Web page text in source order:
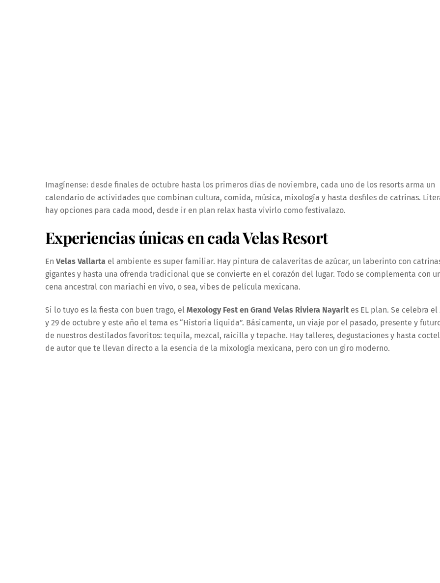
Imagínense: desde finales de octubre hasta los primeros días de noviembre, cada uno de los resorts arma un
calendario de actividades que combinan cultura, comida, música, mixología y hasta desfiles de catrinas.
hay opciones para cada mood, desde ir en plan relax hasta vivirlo como festivalazo.
Experiencias únicas en cada Velas Resort
En Velas Vallarta el ambiente es super familiar. Hay pintura de calaveritas de azúcar, un laberinto con
gigantes y hasta una ofrenda tradicional que se convierte en el corazón del lugar. Todo se complementa con
cena ancestral con mariachi en vivo, o sea, vibes de película mexicana.
Si lo tuyo es la fiesta con buen trago, el Mexology Fest en Grand Velas Riviera Nayarit es EL plan. Se celebra el
y 29 de octubre y este año el tema es “Historia líquida”. Básicamente, un viaje por el pasado, presente y
de nuestros destilados favoritos: tequila, mezcal, raicilla y tepache. Hay talleres, degustaciones y hasta
de autor que te llevan directo a la esencia de la mixología mexicana, pero con un giro moderno.